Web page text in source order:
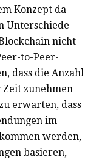
Konzept da
Unterschiede
nicht
to-Peer-
dass die Anzahl
zunehmen
erwarten, dass
im
werden,
basieren,